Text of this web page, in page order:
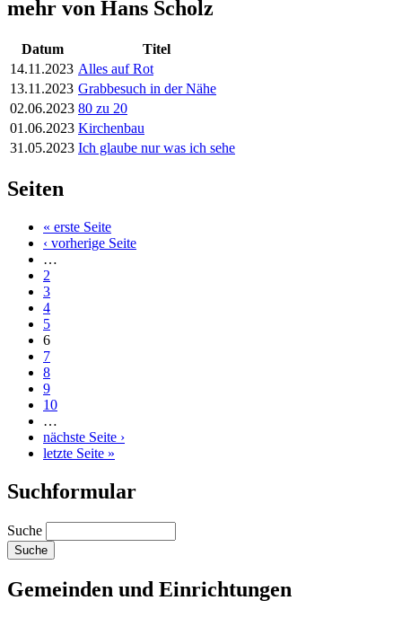
mehr von Hans Scholz
Datum
Titel
14.11.2023 Alles auf Rot
13.11.2023 Grabbesuch in der Nähe
02.06.2023 80 zu 20
01.06.2023 Kirchenbau
31.05.2023 Ich glaube nur was ich sehe
Seiten
« erste Seite
‹ vorherige Seite
…
2
3
4
5
6
7
8
9
10
…
nächste Seite ›
letzte Seite »
Suchformular
Suche
Gemeinden und Einrichtungen